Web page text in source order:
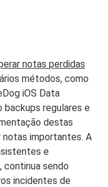
notas perdidas
métodos, como
iOS Data
backups regulares e
destas
notas importantes. A
e
sendo
incidentes de